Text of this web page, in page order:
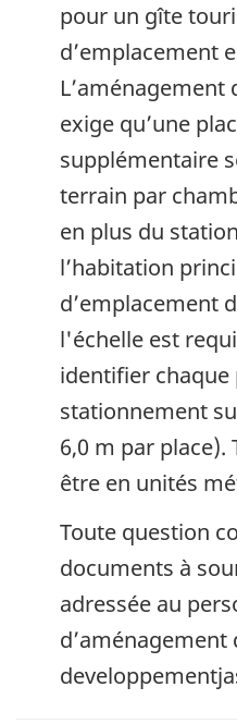
pour un gîte
d’emplacement
exige qu’une
supplémentaire
terrain par
en plus du
l’habitation
d’emplacement
l'échelle est
identifier chaque
stationnement
6,0 m par place).
être en unités
Toute question
documents à
adressée au
d’aménagement